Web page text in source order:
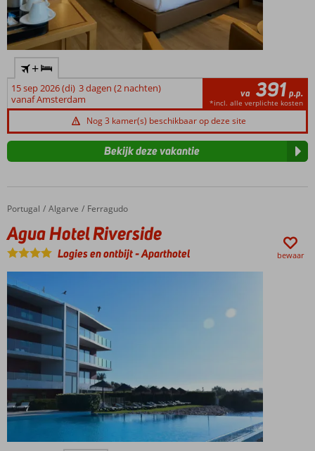
+
15 sep 2026 (di) 3 dagen (2 nachten)
vanaf Amsterdam
va 391 p.p.
*incl. alle verplichte kosten
Nog 3 kamer(s) beschikbaar op deze site
Bekijk deze vakantie
Home
Portugal Algarve Ferragudo
Agua Hotel Riverside
Agua Hotel Riverside
Logies en ontbijt-Aparthotel bewaar